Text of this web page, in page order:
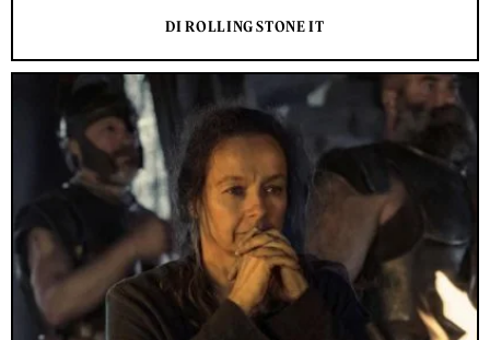
DI ROLLING STONE IT